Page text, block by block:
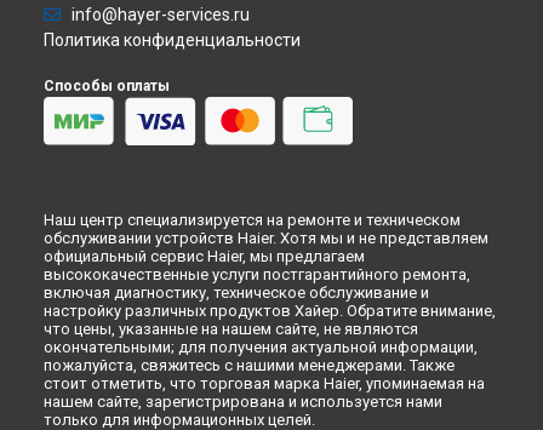
info@hayer-services.ru
Политика конфиденциальности
Способы оплаты
Наш центр специализируется на ремонте и техническом
обслуживании устройств Haier. Хотя мы и не представляем
официальный сервис Haier, мы предлагаем
высококачественные услуги постгарантийного ремонта,
включая диагностику, техническое обслуживание и
настройку различных продуктов Хайер. Обратите внимание,
что цены, указанные на нашем сайте, не являются
окончательными; для получения актуальной информации,
пожалуйста, свяжитесь с нашими менеджерами. Также
стоит отметить, что торговая марка Haier, упоминаемая на
нашем сайте, зарегистрирована и используется нами
только для информационных целей.